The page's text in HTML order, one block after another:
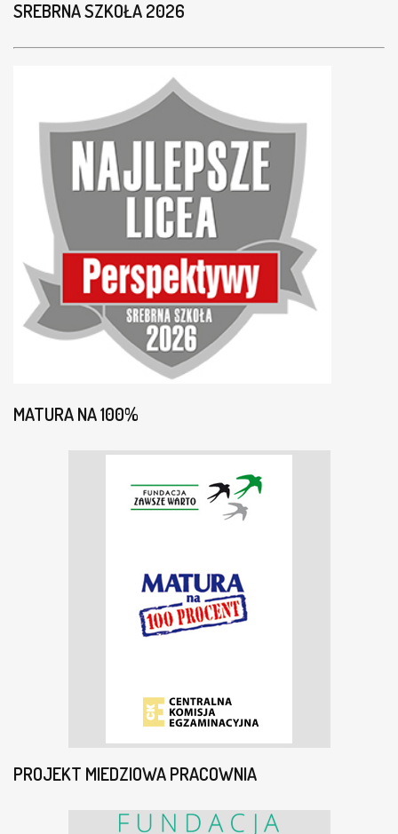
SREBRNA SZKOŁA 2026
MATURA NA 100%
PROJEKT MIEDZIOWA PRACOWNIA